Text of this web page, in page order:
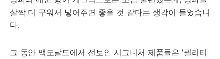
살짝 더 구워서 넣어주면 좋을 것 같다는 생각이 들었습니
다.
그 동안 맥도날드에서 선보인 시그니처 제품들은 '퀄리티